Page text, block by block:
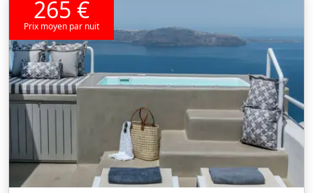
265 €
Prix moyen par nuit